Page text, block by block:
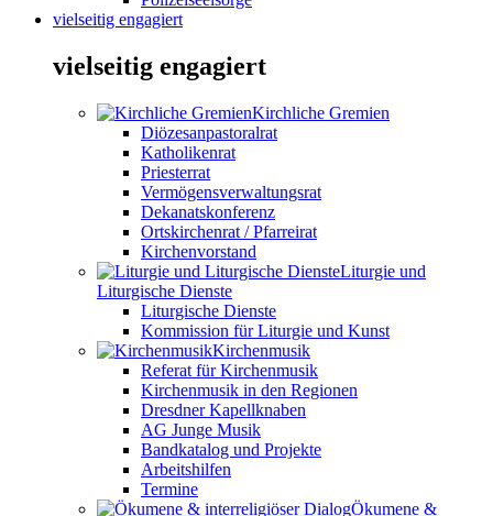
vielseitig engagiert
vielseitig engagiert
Kirchliche Gremien
Diözesanpastoralrat
Katholikenrat
Priesterrat
Vermögensverwaltungsrat
Dekanatskonferenz
Ortskirchenrat / Pfarreirat
Kirchenvorstand
Liturgie und
Liturgische Dienste
Liturgische Dienste
Kommission für Liturgie und Kunst
Kirchenmusik
Referat für Kirchenmusik
Kirchenmusik in den Regionen
Dresdner Kapellknaben
AG Junge Musik
Bandkatalog und Projekte
Arbeitshilfen
Termine
Ökumene &